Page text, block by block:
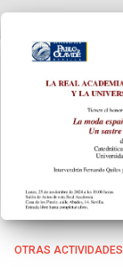
OTRAS ACTIVIDADES